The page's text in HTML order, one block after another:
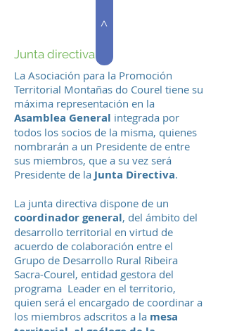
>
Junta directiva
La estructura de dirección
proyectada está ideada para dar
cabida en la misma al
empoderamiento local, utilizando
La Asociación para la Promoción
Territorial Montañas do Courel tiene su
máxima representación en la
Asamblea General integrada por
todos los socios de la misma, quienes
nombrarán a un Presidente de entre
sus miembros, que a su vez será
Presidente de la Junta Directiva.
La junta directiva dispone de un
coordinador general, del ámbito del
desarrollo territorial en virtud de
acuerdo de colaboración entre el
Grupo de Desarrollo Rural Ribeira
Sacra-Courel, entidad gestora del
programa Leader en el territorio,
quien será el encargado de coordinar a
los miembros adscritos a la mesa